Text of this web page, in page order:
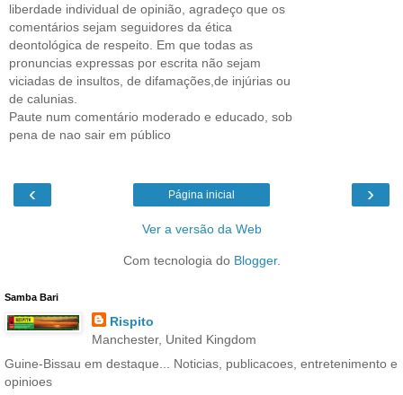
liberdade individual de opinião, agradeço que os
comentários sejam seguidores da ética
deontológica de respeito. Em que todas as
pronuncias expressas por escrita não sejam
viciadas de insultos, de difamações,de injúrias ou
de calunias.
Paute num comentário moderado e educado, sob
pena de nao sair em público
‹ ›
Página inicial
Ver a versão da Web
Com tecnologia do Blogger.
Samba Bari
Rispito
Manchester, United Kingdom
Guine-Bissau em destaque... Noticias, publicacoes, entretenimento e
opinioes